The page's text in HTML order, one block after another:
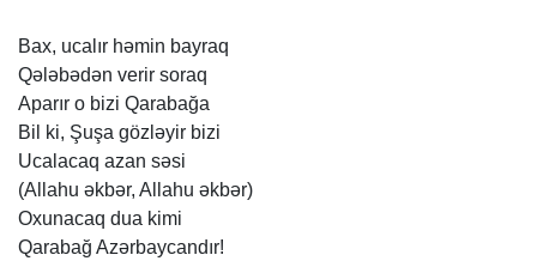
Bax, ucalır həmin bayraq
Qələbədən verir soraq
Aparır o bizi Qarabağa
Bil
ki, Şuşa gözləyir bizi
Ucalacaq azan səsi
(Allahu əkbər, Allahu əkbər)
Oxunacaq dua kimi
Qarabağ Azərbaycandır!